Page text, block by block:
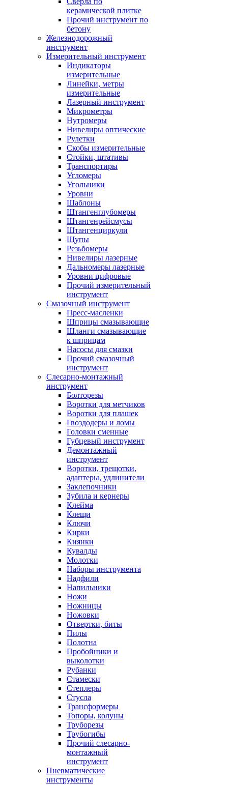
керамической плитке
Прочий инструмент по
бетону
Железнодорожный
инструмент
Измерительный инструмент
Индикаторы
измерительные
Линейки, метры
измерительные
Лазерный инструмент
Микрометры
Нутромеры
Нивелиры оптические
Рулетки
Скобы измерительные
Стойки, штативы
Транспортиры
Угломеры
Угольники
Уровни
Шаблоны
Штангенглубомеры
Штангенрейсмусы
Штангенциркули
Щупы
Резьбомеры
Нивелиры лазерные
Дальномеры лазерные
Уровни цифровые
Прочий измерительный
инструмент
Смазочный инструмент
Пресс-масленки
Шприцы смазывающие
Шланги смазывающие
к шприцам
Насосы для смазки
Прочий смазочный
инструмент
Слесарно-монтажный
инструмент
Болторезы
Воротки для метчиков
Воротки для плашек
Гвоздодеры и ломы
Головки сменные
Губцевый инструмент
Демонтажный
инструмент
Воротки, трещотки,
адаптеры, удлинители
Заклепочники
Зубила и кернеры
Клейма
Клещи
Ключи
Кирки
Киянки
Кувалды
Молотки
Наборы инструмента
Надфили
Напильники
Ножи
Ножницы
Ножовки
Отвертки, биты
Пилы
Полотна
Пробойники и
выколотки
Рубанки
Стамески
Степлеры
Стусла
Трансформеры
Топоры, колуны
Труборезы
Трубогибы
Прочий слесарно-
монтажный
инструмент
Пневматические
инструменты